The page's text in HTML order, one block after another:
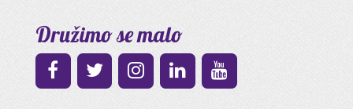
Družimo se malo